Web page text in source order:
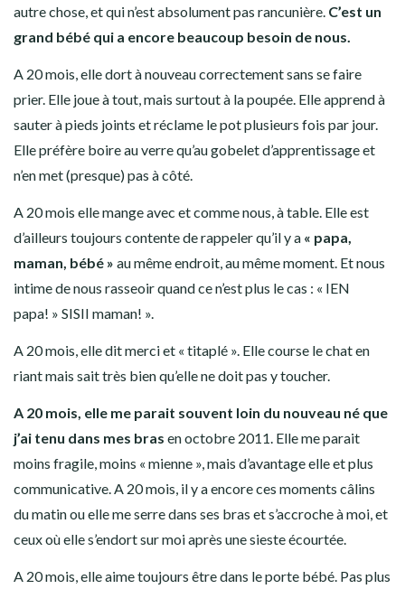
autre chose, et qui n’est absolument pas rancunière. C’est un
grand bébé qui a encore beaucoup besoin de nous.
A 20 mois, elle dort à nouveau correctement sans se faire
prier. Elle joue à tout, mais surtout à la poupée. Elle apprend à
sauter à pieds joints et réclame le pot plusieurs fois par jour.
Elle préfère boire au verre qu’au gobelet d’apprentissage et
n’en met (presque) pas à côté.
A 20 mois elle mange avec et comme nous, à table. Elle est
d’ailleurs toujours contente de rappeler qu’il y a « papa,
maman, bébé » au même endroit, au même moment. Et nous
intime de nous rasseoir quand ce n’est plus le cas : « IEN
papa! » SISII maman! ».
A 20 mois, elle dit merci et « titaplé ». Elle course le chat en
riant mais sait très bien qu’elle ne doit pas y toucher.
A 20 mois, elle me parait souvent loin du nouveau né que
j’ai tenu dans mes bras en octobre 2011. Elle me parait
moins fragile, moins « mienne », mais d’avantage elle et plus
communicative. A 20 mois, il y a encore ces moments câlins
du matin ou elle me serre dans ses bras et s’accroche à moi, et
ceux où elle s’endort sur moi après une sieste écourtée.
A 20 mois, elle aime toujours être dans le porte bébé. Pas plus